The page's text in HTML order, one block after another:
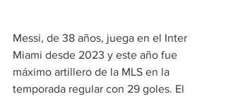
Messi, de 38 años, juega en el Inter
Miami desde 2023 y este año fue
máximo artillero de la MLS en la
temporada regular con 29 goles. El